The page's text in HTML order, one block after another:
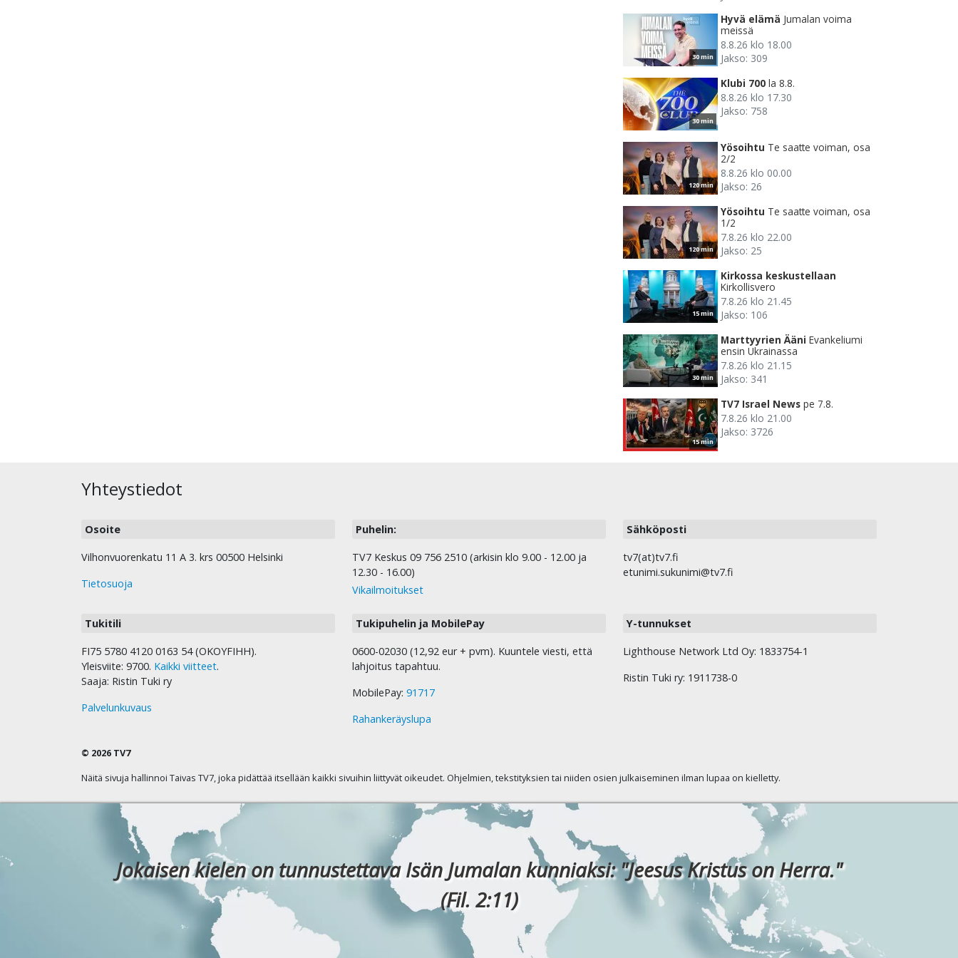
30 min
Hyvä elämä Jumalan voima
meissä
8.8.26 klo 18.00
Jakso: 309
30 min
Klubi 700 la 8.8.
8.8.26 klo 17.30
Jakso: 758
120 min
Yösoihtu Te saatte voiman, osa
2/2
8.8.26 klo 00.00
Jakso: 26
120 min
Yösoihtu Te saatte voiman, osa
1/2
7.8.26 klo 22.00
Jakso: 25
15 min
Kirkossa keskustellaan
Kirkollisvero
7.8.26 klo 21.45
Jakso: 106
30 min
Marttyyrien Ääni Evankeliumi
ensin Ukrainassa
7.8.26 klo 21.15
Jakso: 341
15 min
TV7 Israel News pe 7.8.
7.8.26 klo 21.00
Jakso: 3726
Yhteystiedot
Osoite
Vilhonvuorenkatu 11 A 3. krs 00500 Helsinki
Tietosuoja
Puhelin:
TV7 Keskus 09 756 2510 (arkisin klo 9.00 - 12.00 ja
12.30 - 16.00)
Vikailmoitukset
Sähköposti
tv7(at)tv7.fi
etunimi.sukunimi@tv7.fi
Tukitili
FI75 5780 4120 0163 54 (OKOYFIHH).
Yleisviite: 9700. Kaikki viitteet.
Saaja: Ristin Tuki ry
Palvelunkuvaus
Tukipuhelin ja MobilePay
0600-02030 (12,92 eur + pvm). Kuuntele viesti, että
lahjoitus tapahtuu.
MobilePay: 91717
Rahankeräyslupa
Y-tunnukset
Lighthouse Network Ltd Oy: 1833754-1
Ristin Tuki ry: 1911738-0
© 2026 TV7
Näitä sivuja hallinnoi Taivas TV7, joka pidättää itsellään kaikki sivuihin liittyvät oikeudet. Ohjelmien, tekstityksien tai niiden osien julkaiseminen ilman lupaa on kielletty.
Jokaisen kielen on tunnustettava Isän Jumalan kunniaksi: "Jeesus Kristus on Herra."
(Fil. 2:11)